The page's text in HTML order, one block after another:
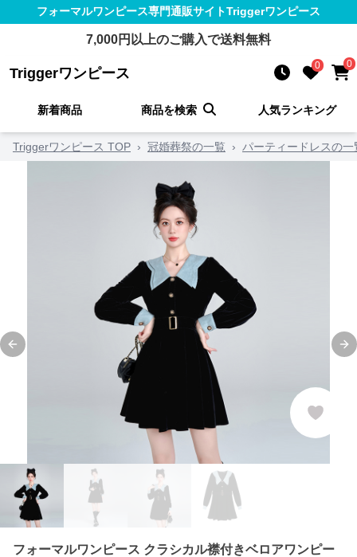
フォーマルワンピース専門通販サイトTriggerワンピース
7,000円以上のご購入で送料無料
Triggerワンピース 0 0
新着商品 商品を検索 人気ランキング
Triggerワンピース TOP › 冠婚葬祭の一覧 › パーティードレスの一
Previous slide
フォーマルワンピース クラシカル襟付きベロアワンピー